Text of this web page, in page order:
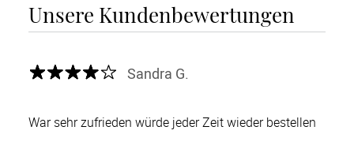
Unsere Kundenbewertungen
Sandra G.
War sehr zufrieden würde jeder Zeit wieder bestellen